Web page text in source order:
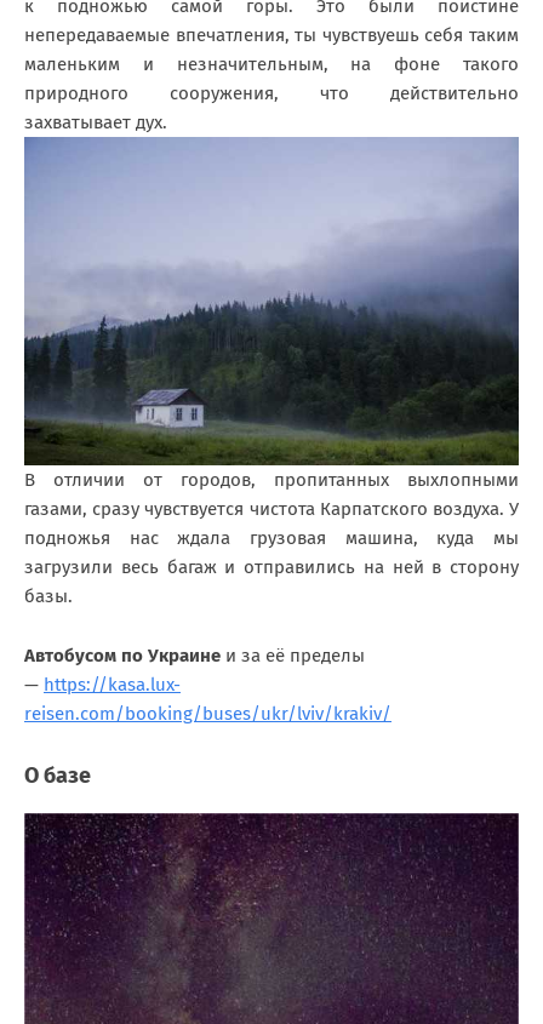
к подножью самой горы. Это были поистине
непередаваемые впечатления, ты чувствуешь себя таким
маленьким и незначительным, на фоне такого
природного сооружения, что действительно
захватывает дух.
В отличии от городов, пропитанных выхлопными
газами, сразу чувствуется чистота Карпатского воздуха. У
подножья нас ждала грузовая машина, куда мы
загрузили весь багаж и отправились на ней в сторону
базы.
Автобусом по Украине и за её пределы
— https://kasa.lux-
reisen.com/booking/buses/ukr/lviv/krakiv/
О базе